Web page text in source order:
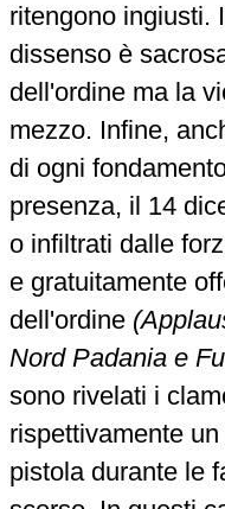
ritengono ingiusti.
dissenso è
dell'ordine ma la
mezzo. Infine,
di ogni
presenza, il 14
o infiltrati dalle
e gratuitamente
dell'ordine
Nord Padania e
sono rivelati i
rispettivamente
pistola durante le